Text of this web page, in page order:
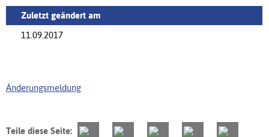
Zuletzt geändert am
11.09.2017
Änderungsmeldung
Teile diese Seite: